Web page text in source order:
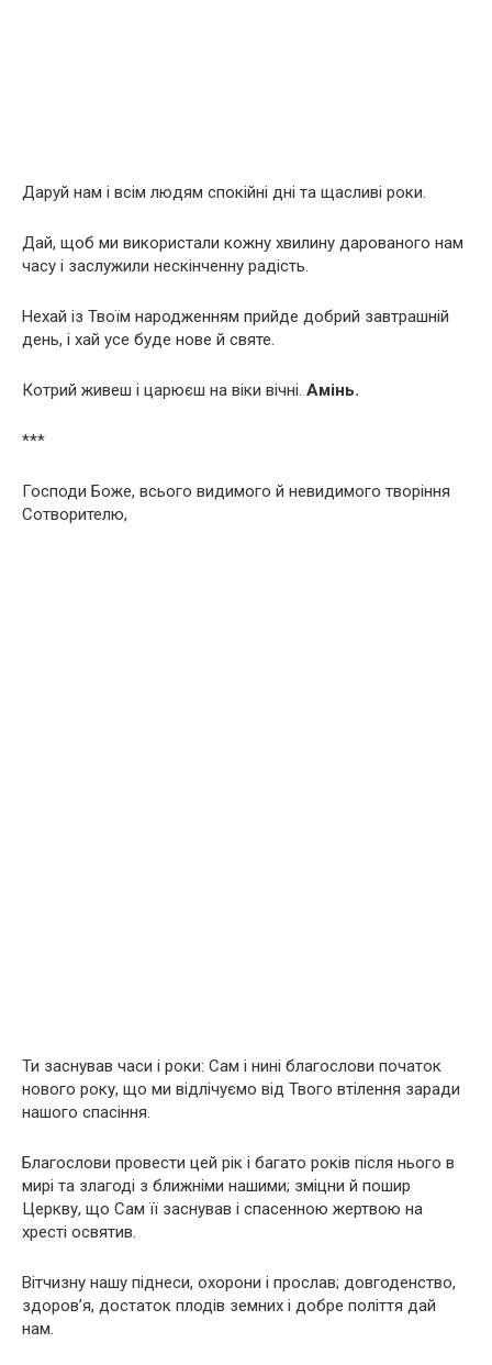
Даруй нам і всім людям спокійні дні та щасливі роки.
Дай, щоб ми використали кожну хвилину дарованого нам
часу і заслужили нескінченну радість.
Нехай із Твоїм народженням прийде добрий завтрашній
день, і хай усе буде нове й святе.
Котрий живеш і царюєш на віки вічні. Амінь.
***
Господи Боже, всього видимого й невидимого творіння
Сотворителю,
Ти заснував часи і роки: Сам і нині благослови початок
нового року, що ми відлічуємо від Твого втілення заради
нашого спасіння.
Благослови провести цей рік і багато років після нього в
мирі та злагоді з ближніми нашими; зміцни й пошир
Церкву, що Сам її заснував і спасенною жертвою на
хресті освятив.
Вітчизну нашу піднеси, охорони і прослав; довгоденство,
здоров’я, достаток плодів земних і добре поліття дай
нам.